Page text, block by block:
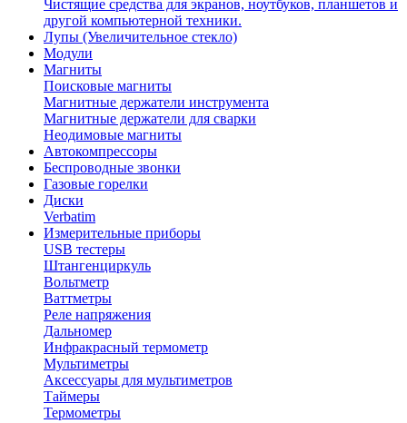
Чистящие средства для экранов, ноутбуков, планшетов и
другой компьютерной техники.
Лупы (Увеличительное стекло)
Модули
Магниты
Поисковые магниты
Магнитные держатели инструмента
Магнитные держатели для сварки
Неодимовые магниты
Автокомпрессоры
Беспроводные звонки
Газовые горелки
Диски
Verbatim
Измерительные приборы
USB тестеры
Штангенциркуль
Вольтметр
Ваттметры
Реле напряжения
Дальномер
Инфракрасный термометр
Мультиметры
Аксессуары для мультиметров
Таймеры
Термометры